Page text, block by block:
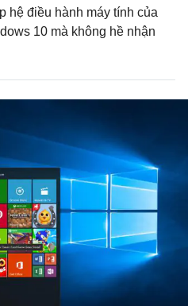
hệ điều hành máy tính của
10 mà không hề nhận